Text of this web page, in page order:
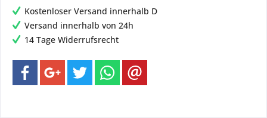
Kostenloser Versand innerhalb D
Versand innerhalb von 24h
14 Tage Widerrufsrecht